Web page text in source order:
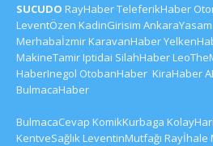
SUCUDO RayHaberTeleferikHaber
LeventÖzen KadinGirisim AnkaraYasam
MerhabaİzmirKaravanHaber
MakineTamirIptidai SilahHaber
HaberInegol OtobanHaber KiraHaber
BulmacaHaber
BulmacaCevap KomikKurbaga
KentveSağlıkLeventinMutfağı Rayİhale